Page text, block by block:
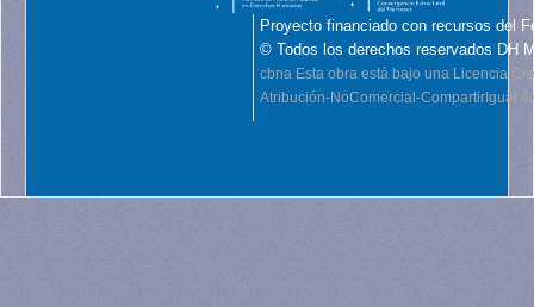
Proyecto financiado con recursos del
© Todos los derechos reservados DH
cbna Esta obra está bajo una Licencia
Atribución-NoComercial-CompartirIgual